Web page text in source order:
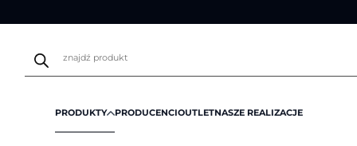
produktów
PRODUKTY PRODUCENCIOUTLETNASZE REALIZACJE